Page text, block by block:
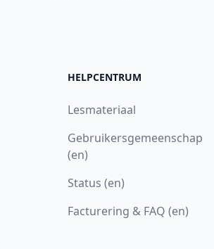
HELPCENTRUM
Lesmateriaal
Gebruikersgemeenschap
(en)
Status (en)
Facturering & FAQ (en)